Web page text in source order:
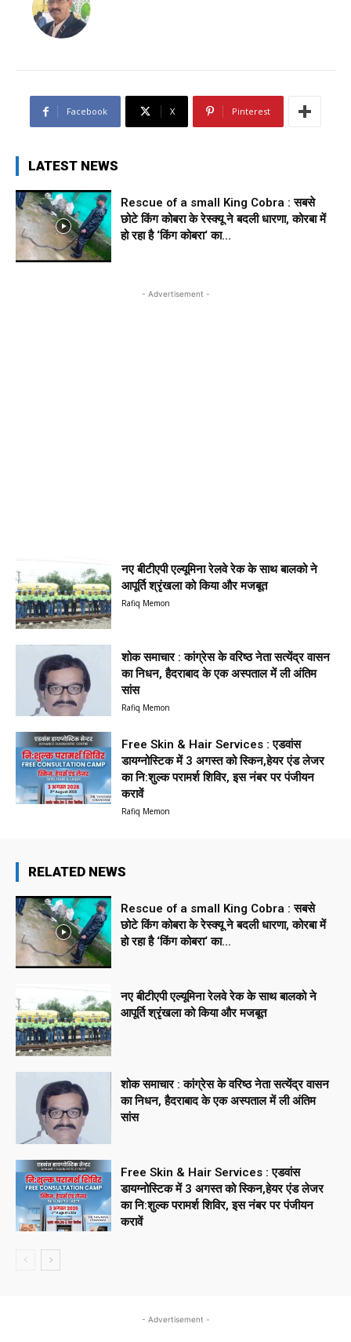
Facebook X Pinterest
LATEST NEWS
Rescue of a small King Cobra : सबसे
छोटे किंग कोबरा के रेस्क्यू ने बदली धारणा, कोरबा में
हो रहा है ‘किंग कोबरा‘ का...
- Advertisement -
नए बीटीएपी एल्यूमिना रेलवे रेक के साथ बालको ने
आपूर्ति श्रृंखला को किया और मजबूत
Rafiq Memon
शोक समाचार : कांग्रेस के वरिष्ठ नेता सत्येंद्र वासन
का निधन, हैदराबाद के एक अस्पताल में ली अंतिम
सांस
Rafiq Memon
Free Skin & Hair Services : एडवांस
डायग्नोस्टिक में 3 अगस्त को स्किन,हेयर एंड लेजर
का नि:शुल्क परामर्श शिविर, इस नंबर पर पंजीयन
करावें
Rafiq Memon
RELATED NEWS
Rescue of a small King Cobra : सबसे
छोटे किंग कोबरा के रेस्क्यू ने बदली धारणा, कोरबा में
हो रहा है ‘किंग कोबरा‘ का...
नए बीटीएपी एल्यूमिना रेलवे रेक के साथ बालको ने
आपूर्ति श्रृंखला को किया और मजबूत
शोक समाचार : कांग्रेस के वरिष्ठ नेता सत्येंद्र वासन
का निधन, हैदराबाद के एक अस्पताल में ली अंतिम
सांस
Free Skin & Hair Services : एडवांस
डायग्नोस्टिक में 3 अगस्त को स्किन,हेयर एंड लेजर
का नि:शुल्क परामर्श शिविर, इस नंबर पर पंजीयन
करावें
- Advertisement -